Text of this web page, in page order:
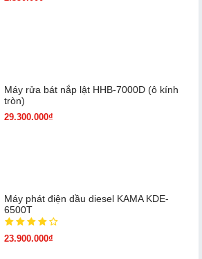
Máy rửa bát nắp lật HHB-7000D (ô kính
tròn)
29.300.000₫
Máy phát điện dầu diesel KAMA KDE-
6500T
23.900.000₫